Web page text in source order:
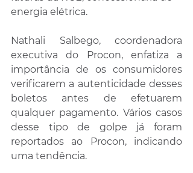
energia elétrica.
Nathali Salbego, coordenadora
executiva do Procon, enfatiza a
importância de os consumidores
verificarem a autenticidade desses
boletos antes de efetuarem
qualquer pagamento. Vários casos
desse tipo de golpe já foram
reportados ao Procon, indicando
uma tendência.